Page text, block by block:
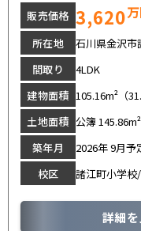
販売価格 3,620
所在地
石川県金沢市
間取り
4LDK
建物面積 105.16m²（
土地面積 公簿
築年月
2026年 9月予
校区
諸江町小学校
詳細